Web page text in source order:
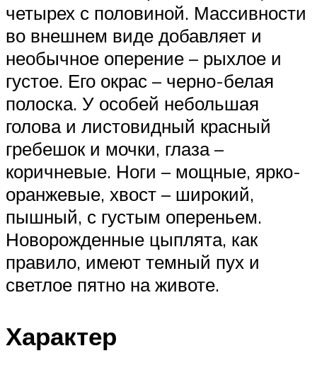
четырех с половиной. Массивности
во внешнем виде добавляет и
необычное оперение – рыхлое и
густое. Его окрас – черно-белая
полоска. У особей небольшая
голова и листовидный красный
гребешок и мочки, глаза –
коричневые. Ноги – мощные, ярко-
оранжевые, хвост – широкий,
пышный, с густым опереньем.
Новорожденные цыплята, как
правило, имеют темный пух и
светлое пятно на животе.
Характер